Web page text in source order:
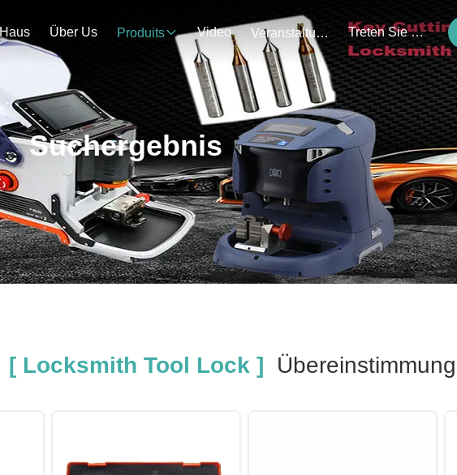
Haus Über Us Produits Video Veranstaltungen Treten Sie Mit Uns In Verbindung
Suchergebnis
[ Locksmith Tool Lock ] Übereinstimmung